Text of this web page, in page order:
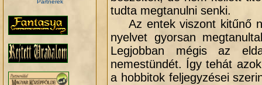
Partnerek
tudta megtanulni senki.
Az entek viszont kitűnő
nyelvet gyorsan
Legjobban mégis az
nemestündét. Így tehát
a hobbitok feljegyzései